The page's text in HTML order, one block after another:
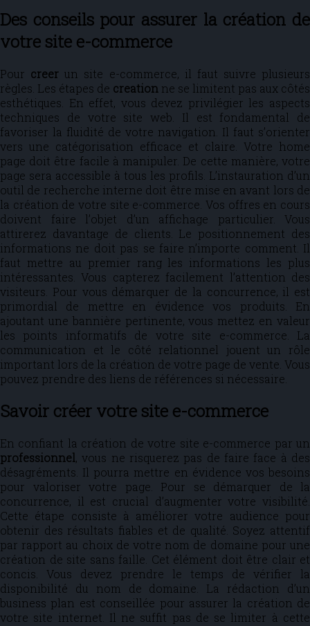
Des conseils pour assurer la création de
votre site e-commerce
Pour creerun site e-commerce, il faut suivre plusieurs
règles. Les étapes de creation ne se limitent pas aux côtés
esthétiques. En effet, vous devez privilégier les aspects
techniques de votre site web. Il est fondamental de
favoriser la fluidité de votre navigation. Il faut s’orienter
vers une catégorisation efficace et claire. Votre home
page doit être facile à manipuler. De cette manière, votre
page sera accessible à tous les profils. L’instauration d’un
outil de recherche interne doit être mise en avant lors de
la création de votre site e-commerce. Vos offres en cours
doivent faire l’objet d’un affichage particulier. Vous
attirerez davantage de clients. Le positionnement des
informations ne doit pas se faire n’importe comment. Il
faut mettre au premier rang les informations les plus
intéressantes. Vous capterez facilement l’attention des
visiteurs. Pour vous démarquer de la concurrence, il est
primordial de mettre en évidence vos produits. En
ajoutant une bannière pertinente, vous mettez en valeur
les points informatifs de votre site e-commerce. La
communication et le côté relationnel jouent un rôle
important lors de la création de votre page de vente. Vous
pouvez prendre des liens de références si nécessaire.
Savoir créer votre site e-commerce
En confiant la création de votre site e-commerce par un
professionnel, vous ne risquerez pas de faire face à des
désagréments. Il pourra mettre en évidence vos besoins
pour valoriser votre page. Pour se démarquer de la
concurrence, il est crucial d’augmenter votre visibilité.
Cette étape consiste à améliorer votre audience pour
obtenir des résultats fiables et de qualité. Soyez attentif
par rapport au choix de votre nom de domaine pour une
création de site sans faille. Cet élément doit être clair et
concis. Vous devez prendre le temps de vérifier la
disponibilité du nom de domaine. La rédaction d’un
business plan est conseillée pour assurer la création de
votre site internet. Il ne suffit pas de se limiter à cette